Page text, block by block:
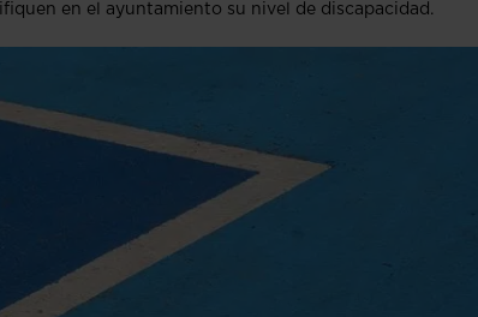
en el ayuntamiento su nivel de discapacidad.